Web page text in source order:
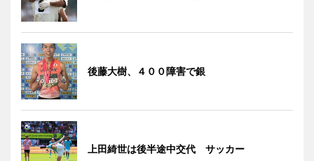
後藤大樹、４００障害で銀
上田綺世は後半途中交代 サッカー